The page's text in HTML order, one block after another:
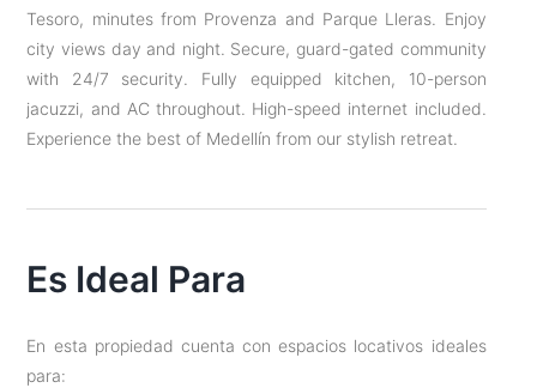
Tesoro, minutes from Provenza and Parque Lleras. Enjoy
city views day and night. Secure, guard-gated community
with 24/7 security. Fully equipped kitchen, 10-person
jacuzzi, and AC throughout. High-speed internet included.
Experience the best of Medellín from our stylish retreat.
Es Ideal Para
En esta propiedad cuenta con espacios locativos ideales
para: